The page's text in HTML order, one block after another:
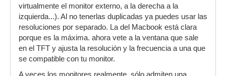
virtualmente el monitor externo, a la derecha a la
izquierda...). Al no tenerlas duplicadas ya puedes usar las
resoluciones por separado. La del Macbook está clara
porque es la máxima. ahora vete a la ventana que sale
en el TFT y ajusta la resolución y la frecuencia a una que
se compatible con tu monitor.